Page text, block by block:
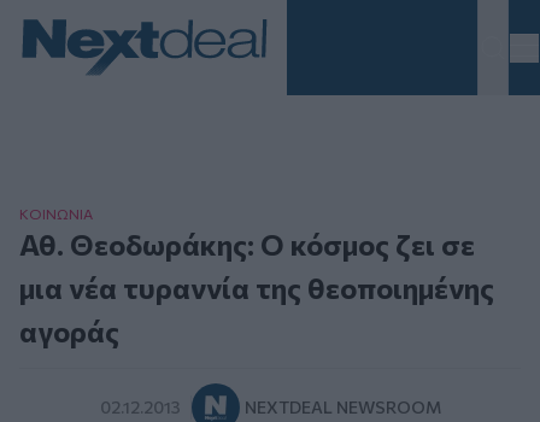
ΚΟΙΝΩΝΙΑ
Αθ. Θεοδωράκης: Ο κόσμος ζει σε
μια νέα τυραννία της θεοποιημένης
αγοράς
02.12.2013 NEXTDEAL NEWSROOM